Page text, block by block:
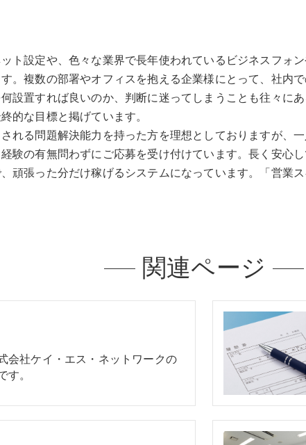
ト設定や、色々な業界で長年使われているビジネスフォ
。複数の部署やオフィスを抱える企業様にとって、社内
設置すれば良いのか、判断に迷ってしまうことも往々に
的な目標と掲げています。
れる問題解決能力を持った方を理想としておりますが、
験の有無問わずにご応募を受け付けています。長く安心
頑張った分だけ稼げるシステムになっています。「営業
関連ページ
会社ケイ・エス・ネットワークの
す。